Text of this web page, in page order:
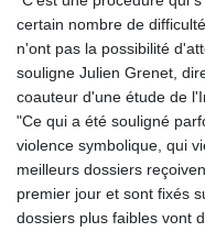
certain nombre de
n'ont pas la possibilité
souligne Julien Grenet,
coauteur d'une étude de
"Ce qui a été souligné
violence symbolique, qui
meilleurs dossiers
premier jour et sont fixés
dossiers plus faibles vont